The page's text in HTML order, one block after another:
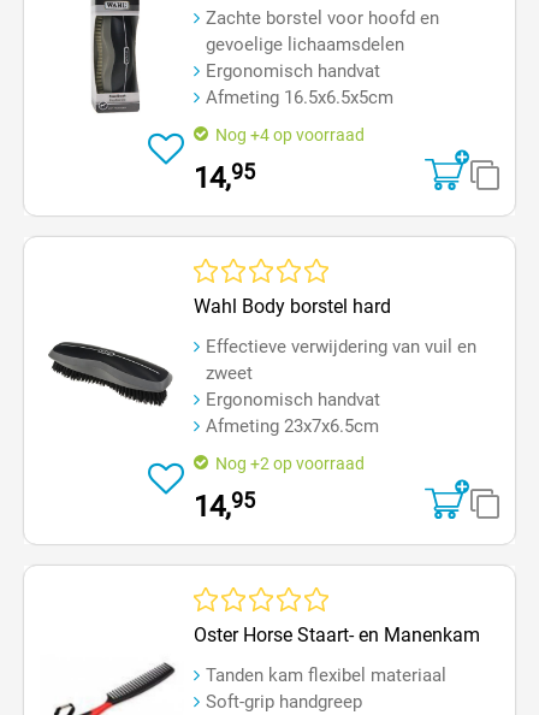
Zachte borstel voor hoofd en
gevoelige lichaamsdelen
Ergonomisch handvat
Afmeting 16.5x6.5x5cm
Nog +4 op voorraad
14,95
Wahl Body borstel hard
Effectieve verwijdering van vuil en
zweet
Ergonomisch handvat
Afmeting 23x7x6.5cm
Nog +2 op voorraad
14,95
Gemiddelde waardering van 0 van 5 sterren
Oster Horse Staart- en Manenkam
Tanden kam flexibel materiaal
Soft-grip handgreep